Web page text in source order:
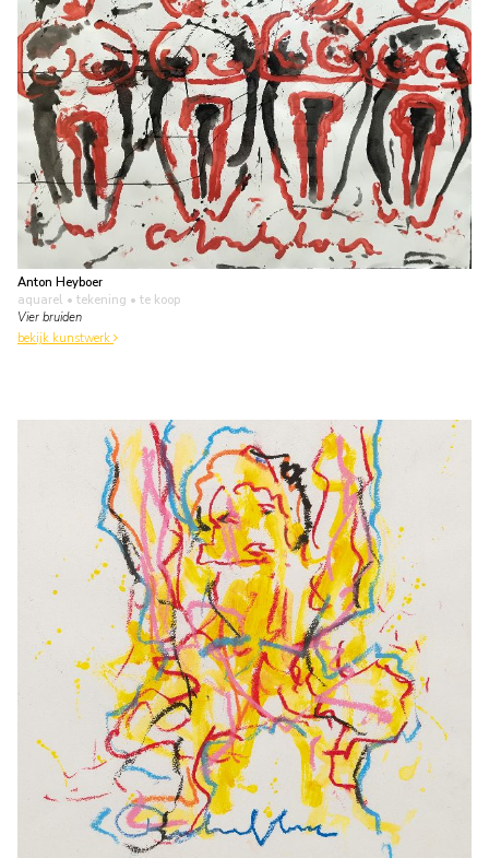
Anton Heyboer
aquarel • tekening • te koop
Vier bruiden
bekijk kunstwerk